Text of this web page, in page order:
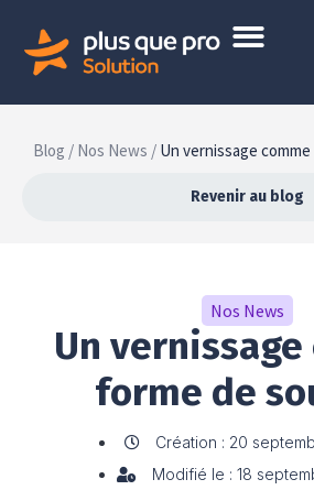
Blog / Nos News / Un vernissage
Revenir au blog
Nos News
Un vernissage
forme de
Création : 20
Modifié le : 18